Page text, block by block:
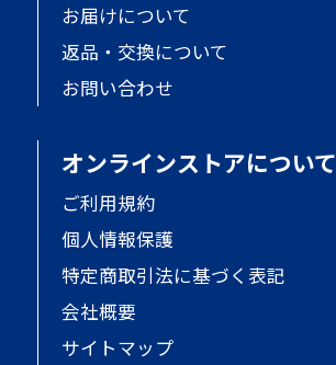
お届けについて
返品・交換について
お問い合わせ
オンラインストアについて
ご利用規約
個人情報保護
特定商取引法に基づく表記
会社概要
サイトマップ